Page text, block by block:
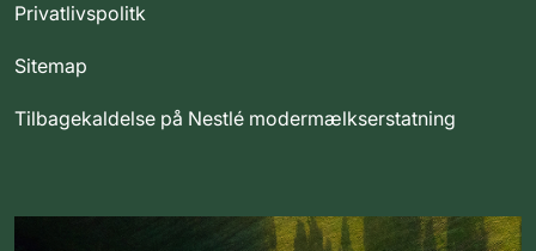
Privatlivspolitk
Sitemap
Tilbagekaldelse på Nestlé modermælkserstatning